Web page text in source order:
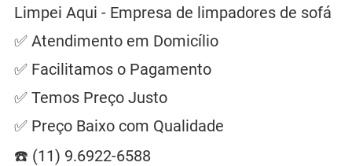
Limpei Aqui - Empresa de limpadores de sofá
✅ Atendimento em Domicílio
✅ Facilitamos o Pagamento
✅ Temos Preço Justo
✅ Preço Baixo com Qualidade
☎️ (11) 9.6922-6588